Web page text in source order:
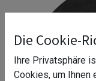
Die Cookie-
Ihre Privatsphäre
Cookies, um